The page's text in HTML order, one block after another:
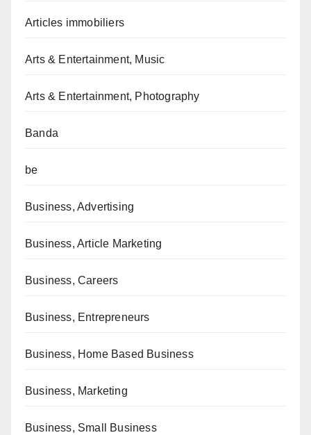
Articles immobiliers
Arts & Entertainment, Music
Arts & Entertainment, Photography
Banda
be
Business, Advertising
Business, Article Marketing
Business, Careers
Business, Entrepreneurs
Business, Home Based Business
Business, Marketing
Business, Small Business